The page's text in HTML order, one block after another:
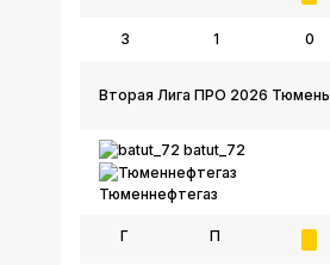
3 1 0
Вторая Лига ПРО 2026 Тюмень
batut_72
Тюменнефтегаз
Г П